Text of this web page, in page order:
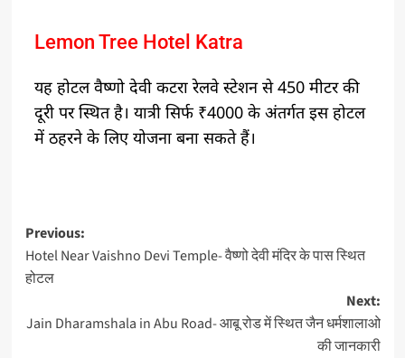
Lemon Tree Hotel Katra
यह होटल वैष्णो देवी कटरा रेलवे स्टेशन से 450 मीटर की
दूरी पर स्थित है। यात्री सिर्फ ₹4000 के अंतर्गत इस होटल
में ठहरने के लिए योजना बना सकते हैं।
Previous:
Hotel Near Vaishno Devi Temple- वैष्णो देवी मंदिर के पास स्थित
होटल
Next:
Jain Dharamshala in Abu Road- आबू रोड में स्थित जैन धर्मशालाओ
की जानकारी